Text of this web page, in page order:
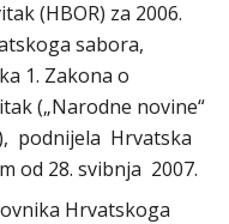
(HBOR) za 2006.
sabora,
1. Zakona o
(„Narodne novine“
podnijela Hrvatska
od 28. svibnja 2007.
Hrvatskoga